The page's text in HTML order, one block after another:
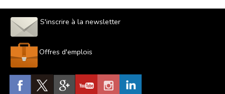
S'inscrire à la newsletter
Offres d'emplois